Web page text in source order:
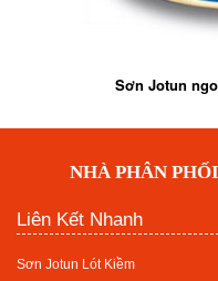
Sơn Jotun
NHÀ PHÂN
Liên Kết Nhanh
Sơn Jotun Lót Kiềm